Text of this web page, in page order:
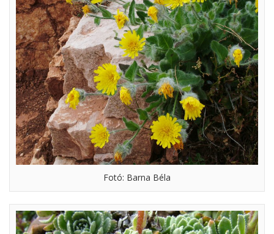
Fotó: Barna Béla